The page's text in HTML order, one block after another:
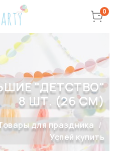
0
"ДЕТСТВО"
8 ШТ. (26 СМ)
для праздника
Успей купить